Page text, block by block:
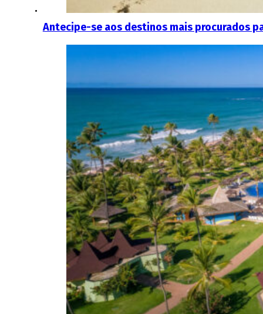
Antecipe-se aos destinos mais procurados